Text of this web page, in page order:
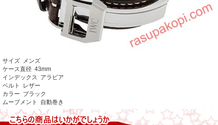
サイズ メンズ
ケース直径 43mm
インデックス アラビア
ベルト レザー
カラー ブラック
ムーブメント 自動巻き